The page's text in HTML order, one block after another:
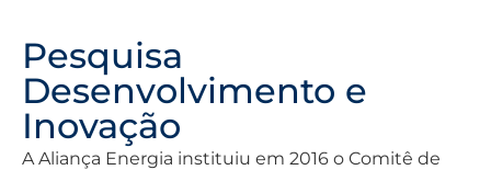
Pesquisa
Desenvolvimento e
Inovação
A Aliança Energia instituiu em 2016 o Comitê de